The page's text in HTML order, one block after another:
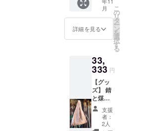
のまま
かける
だけ、
そんな
の使い
方もお
勧めい
たしま
す。 ・
サイ
ズ：約
8cm ・
重量：
（ニッ
クネー
ムや屋
号な
ど）を
掲載し
錆と煤
オー
ナーの
直筆、
お名前
掲載。
創作文
字のア
レンジ
月
詳細を見る
こ
の
リ
タ
ー
ン
を
選
択
す
る
33,
333 円
【グッ
ズ】 錆
と煤の
オリジ
ナルデ
ザイン
支援
者：
2人